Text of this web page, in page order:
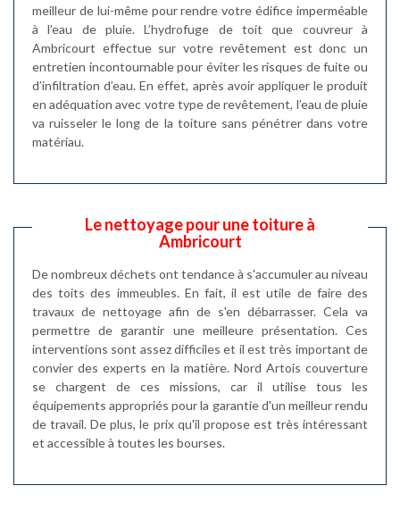
meilleur de lui-même pour rendre votre édifice imperméable
à l’eau de pluie. L’hydrofuge de toit que couvreur à
Ambricourt effectue sur votre revêtement est donc un
entretien incontournable pour éviter les risques de fuite ou
d’infiltration d’eau. En effet, après avoir appliquer le produit
en adéquation avec votre type de revêtement, l’eau de pluie
va ruisseler le long de la toiture sans pénétrer dans votre
matériau.
Le nettoyage pour une toiture à
Ambricourt
De nombreux déchets ont tendance à s'accumuler au niveau
des toits des immeubles. En fait, il est utile de faire des
travaux de nettoyage afin de s'en débarrasser. Cela va
permettre de garantir une meilleure présentation. Ces
interventions sont assez difficiles et il est très important de
convier des experts en la matière. Nord Artois couverture
se chargent de ces missions, car il utilise tous les
équipements appropriés pour la garantie d'un meilleur rendu
de travail. De plus, le prix qu'il propose est très intéressant
et accessible à toutes les bourses.